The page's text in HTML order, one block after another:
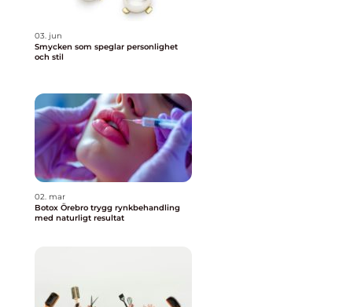
03. jun
Smycken som speglar personlighet
och stil
02. mar
Botox Örebro trygg rynkbehandling
med naturligt resultat